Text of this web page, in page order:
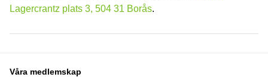
Lagercrantz plats 3, 504 31 Borås.
Våra medlemskap